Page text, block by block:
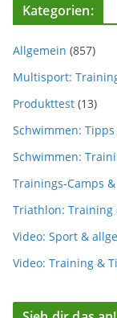
Kategorien:
Allgemein (857)
Multisport:
Produkttest (13)
Schwimmen: Tipps
Schwimmen:
Trainings-Camps
Triathlon: Training
Video: Sport &
Video: Training &